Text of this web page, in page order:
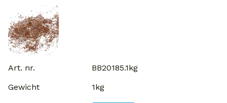
BB20185.1kg
1kg